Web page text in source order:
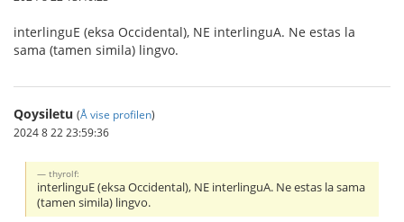
interlinguE (eksa Occidental), NE interlinguA. Ne estas la
sama (tamen simila) lingvo.
Qoysiletu (Å vise profilen)
2024 8 22 23:59:36
thyrolf:
interlinguE (eksa Occidental), NE interlinguA. Ne estas la sama
(tamen simila) lingvo.